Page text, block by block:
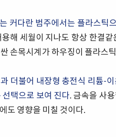
커다란 범주에서는 플라스틱
해 세월이 지나도 항상 한결
손목시계가 하우징이 플라스
더불어 내장형 충전식 리튬-
선택으로 보여 진다. 금속을 사
도 영향을 미칠 것이다.